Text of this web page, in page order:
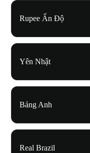
Rupee Ấn Độ
Yên Nhật
Bảng Anh
Real Brazil